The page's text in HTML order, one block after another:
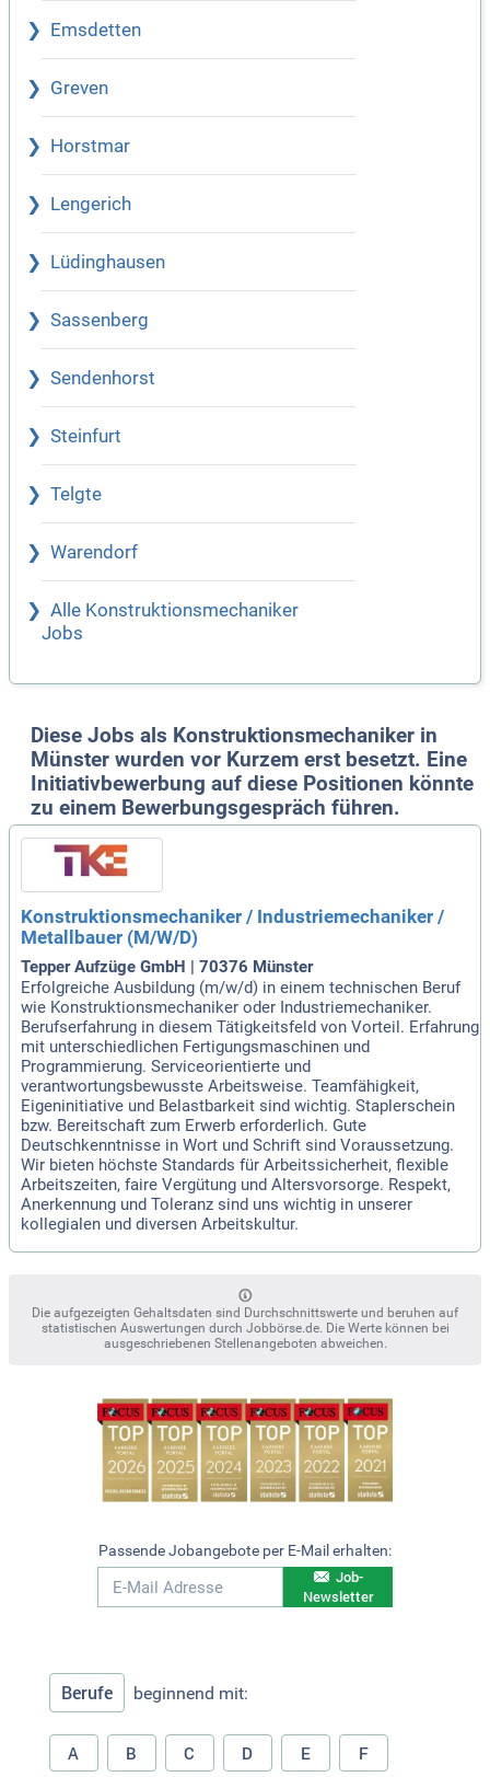
Emsdetten
Greven
Horstmar
Lengerich
Lüdinghausen
Sassenberg
Sendenhorst
Steinfurt
Telgte
Warendorf
Alle Konstruktionsmechaniker
Jobs
Diese Jobs als Konstruktionsmechaniker in
Münster wurden vor Kurzem erst besetzt. Eine
Initiativbewerbung auf diese Positionen könnte
zu einem Bewerbungsgespräch führen.
Konstruktionsmechaniker / Industriemechaniker /
Metallbauer (M/W/D)
Tepper Aufzüge GmbH | 70376 Münster
Erfolgreiche Ausbildung (m/w/d) in einem technischen Beruf
wie Konstruktionsmechaniker oder Industriemechaniker.
Berufserfahrung in diesem Tätigkeitsfeld von Vorteil. Erfahrung
mit unterschiedlichen Fertigungsmaschinen und
Programmierung. Serviceorientierte und
verantwortungsbewusste Arbeitsweise. Teamfähigkeit,
Eigeninitiative und Belastbarkeit sind wichtig. Staplerschein
bzw. Bereitschaft zum Erwerb erforderlich. Gute
Deutschkenntnisse in Wort und Schrift sind Voraussetzung.
Wir bieten höchste Standards für Arbeitssicherheit, flexible
Arbeitszeiten, faire Vergütung und Altersvorsorge. Respekt,
Anerkennung und Toleranz sind uns wichtig in unserer
kollegialen und diversen Arbeitskultur.
Die aufgezeigten Gehaltsdaten sind Durchschnittswerte und beruhen auf
statistischen Auswertungen durch Jobbörse.de. Die Werte können bei
ausgeschriebenen Stellenangeboten abweichen.
Passende Jobangebote per E-Mail erhalten:
Job-
Newsletter
Berufe beginnend mit:
A B C D E F